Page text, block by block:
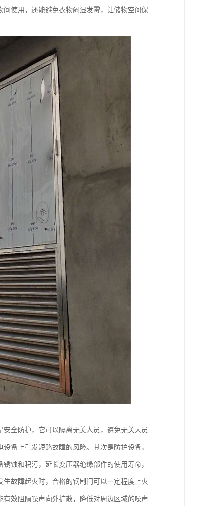
使用，还能避免衣物闷湿发霉，让储物空间保
全防护，它可以隔离无关人员，避免无关人员
备上引发短路故障的风险。其次是防护设备，
蚀和积污，延长变压器绝缘部件的使用寿命，
故障起火时，合格的钢制门可以一定程度上火
效阻隔噪声向外扩散，降低对周边区域的噪声